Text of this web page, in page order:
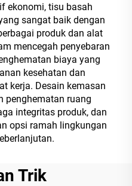
ekonomi, tisu basah
sangat baik dengan
produk dan alat
mencegah penyebaran
biaya yang
kesehatan dan
kerja. Desain kemasan
penghematan ruang
integritas produk, dan
opsi ramah lingkungan
Trik